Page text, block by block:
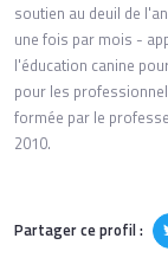
soutien au deuil de
une fois par mois -
l'éducation canine
pour les
formée par le
2010.
Partager ce profil :